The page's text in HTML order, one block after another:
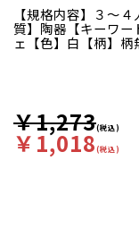
【規格内容】３～
質】陶器【キーワー
ェ【色】白【柄】
￥1,273(税込)
￥1,018(税込)